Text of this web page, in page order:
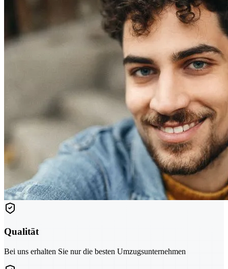
Qualität
Bei uns erhalten Sie nur die besten Umzugsunternehmen